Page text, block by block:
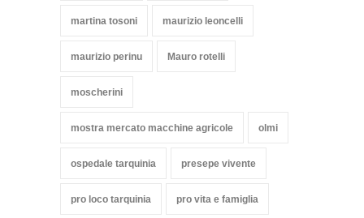
martina tosoni maurizio leoncelli
maurizio perinu Mauro rotelli
moscherini
mostra mercato macchine agricole olmi
ospedale tarquinia presepe vivente
pro loco tarquinia pro vita e famiglia